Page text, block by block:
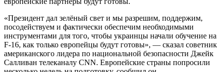
«Президент дал зелёный свет и мы разрешим, поддержим,
посодействуем и фактически обеспечим необходимыми
инструментами для того, чтобы украинцы начали обучение на
F-16, как только европейцы будут готовы», — сказал советник
американского лидера по национальной безопасности Джейк
Салливан телеканалу CNN. Европейские страны попросили